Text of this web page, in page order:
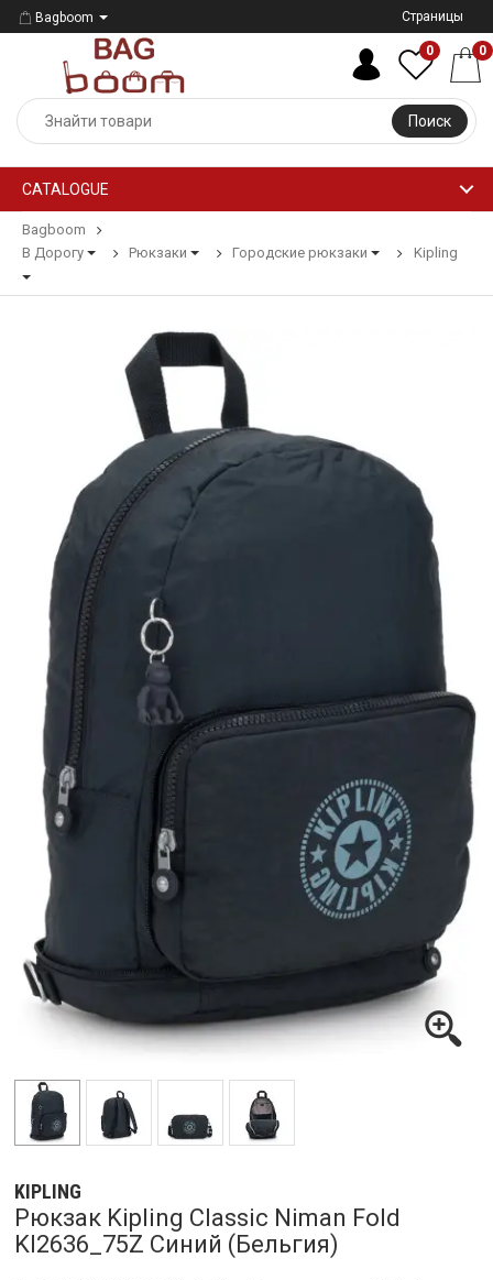
Bagboom Страницы
Поиск
0 0
CATALOGUE
Bagboom
В Дорогу
Рюкзаки Городские рюкзаки Kipling
KIPLING
Рюкзак Kipling Classic Niman Fold
KI2636_75Z Синий (Бельгия)